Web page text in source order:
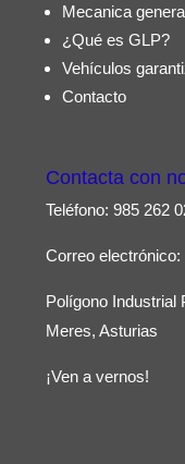
Mecanica
¿Qué es GLP?
Vehículos
Contacto
Contacta con
Teléfono:985 262
Correo electrónico:
Polígono Industrial
Meres, Asturias
¡Ven a vernos!